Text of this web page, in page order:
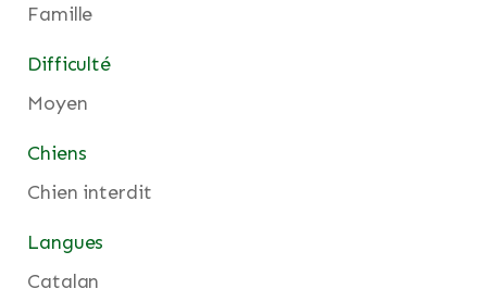
Famille
Difficulté
Moyen
Chiens
Chien interdit
Langues
Catalan